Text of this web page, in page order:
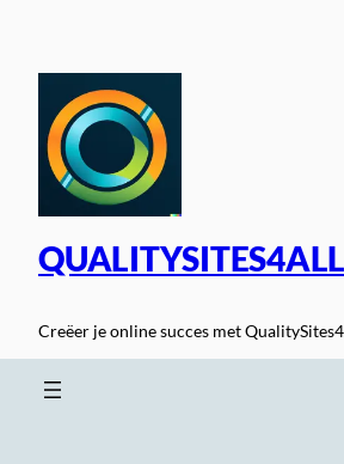
inhoud
Creëer je online succes met